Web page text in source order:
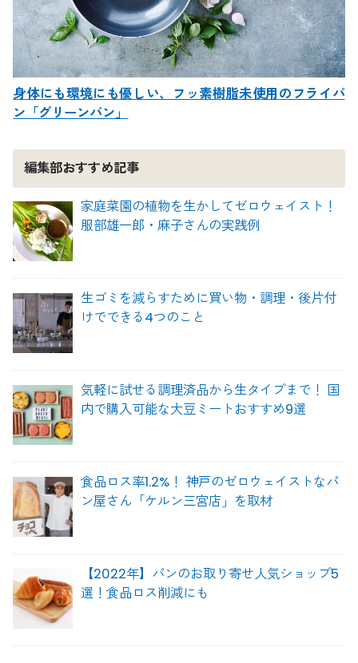
身体にも環境にも優しい、フッ素樹脂未使用のフライパ
ン「グリーンパン」
編集部おすすめ記事
家庭菜園の植物を生かしてゼロウェイスト！
服部雄一郎・麻子さんの実践例
生ゴミを減らすために買い物・調理・後片付
けでできる4つのこと
気軽に試せる調理済品から生タイプまで！ 国
内で購入可能な大豆ミートおすすめ9選
食品ロス率1.2%！ 神戸のゼロウェイストなパ
ン屋さん「ケルン三宮店」を取材
【2022年】パンのお取り寄せ人気ショップ5
選！食品ロス削減にも